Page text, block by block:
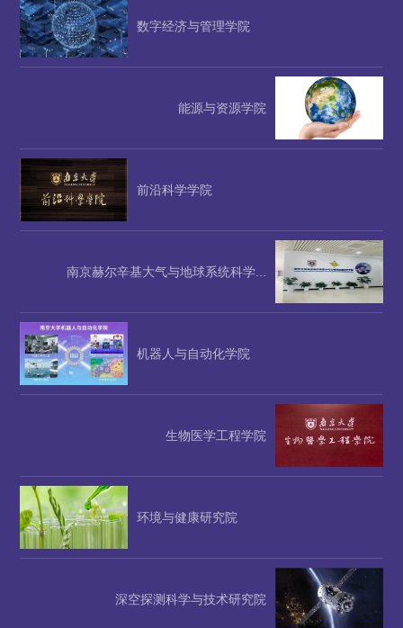
数字经济与管理学院
能源与资源学院
前沿科学学院
南京赫尔辛基大气与地球系统科学...
机器人与自动化学院
生物医学工程学院
环境与健康研究院
深空探测科学与技术研究院